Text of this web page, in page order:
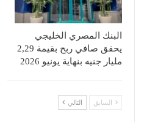
البنك المصري الخليجي
يحقق صافي ربح بقيمة 2,29
مليار جنيه بنهاية يونيو 2026
السابق التالي